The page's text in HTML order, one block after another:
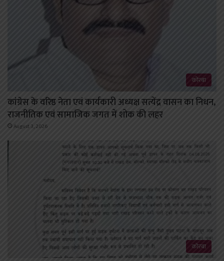
कोरबा
कांग्रेस के वरिष्ठ नेता एवं कार्यकारी अध्यक्ष सत्येंद्र वासन का निधन,
राजनीतिक एवं सामाजिक जगत में शोक की लहर
August 3, 2026
कोरबा